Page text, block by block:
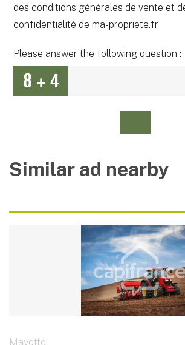
des conditions générales de vente et
confidentialité de ma-propriete.fr
Please answer the following question :
Similar ad nearby
Mayotte